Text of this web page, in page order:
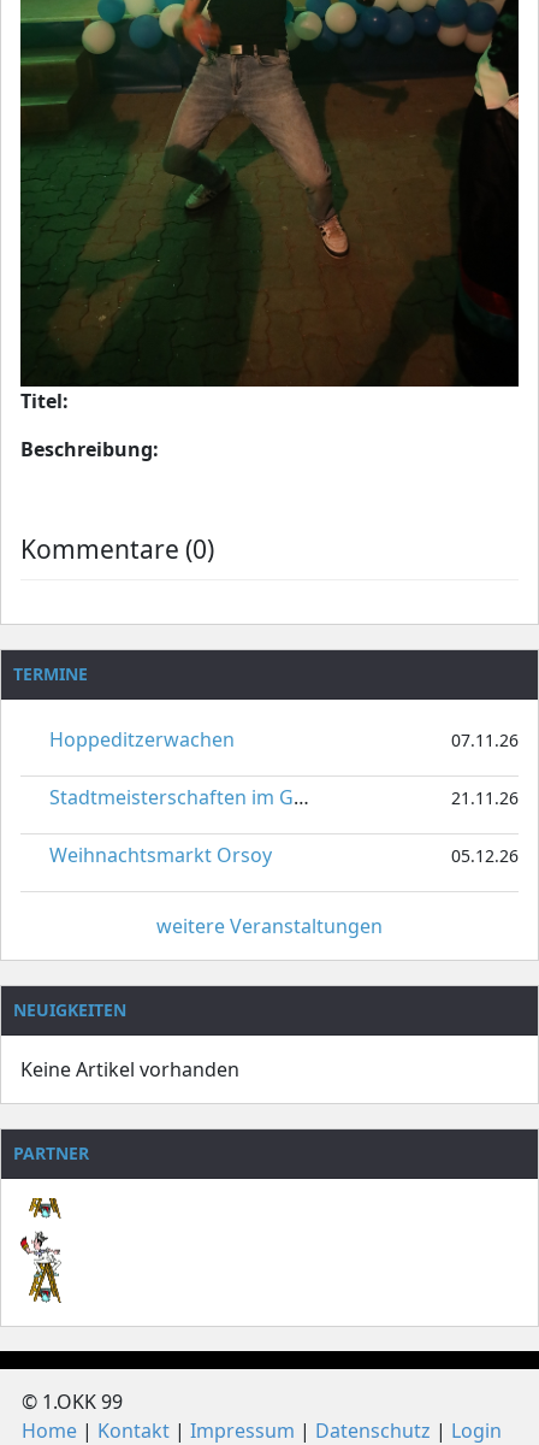
Titel:
Beschreibung:
Kommentare (0)
TERMINE
Hoppeditzerwachen 07.11.26
Stadtmeisterschaften im Gardetanz 21.11.26
Weihnachtsmarkt Orsoy 05.12.26
weitere Veranstaltungen
NEUIGKEITEN
Keine Artikel vorhanden
PARTNER
© 1.OKK 99
Home
Kontakt Impressum Datenschutz Login